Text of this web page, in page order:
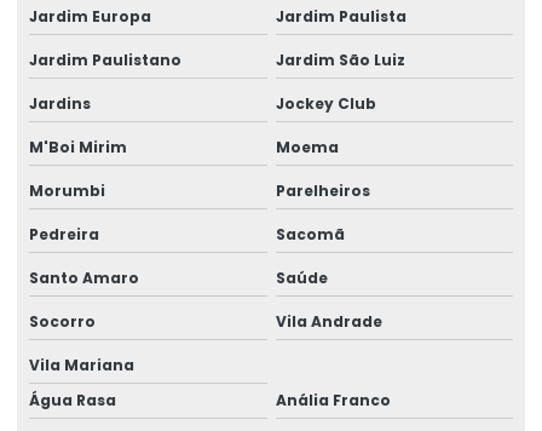
Estrutura Atacadista
Estrutura de concreto armado pré moldado
Estrutura de concreto pré moldado preço
Galpão Industrial Projeto
Galpao Metalico Projeto
Galpão Pré Moldado Projeto
Laudo de construção
Jardim Europa Jardim Paulista
Jardim Paulistano Jardim São Luiz
Jardins Jockey Club
M'Boi Mirim Moema
Morumbi Parelheiros
Pedreira Sacomã
Santo Amaro Saúde
Socorro Vila Andrade
Vila Mariana
Água Rasa
Anália Franco